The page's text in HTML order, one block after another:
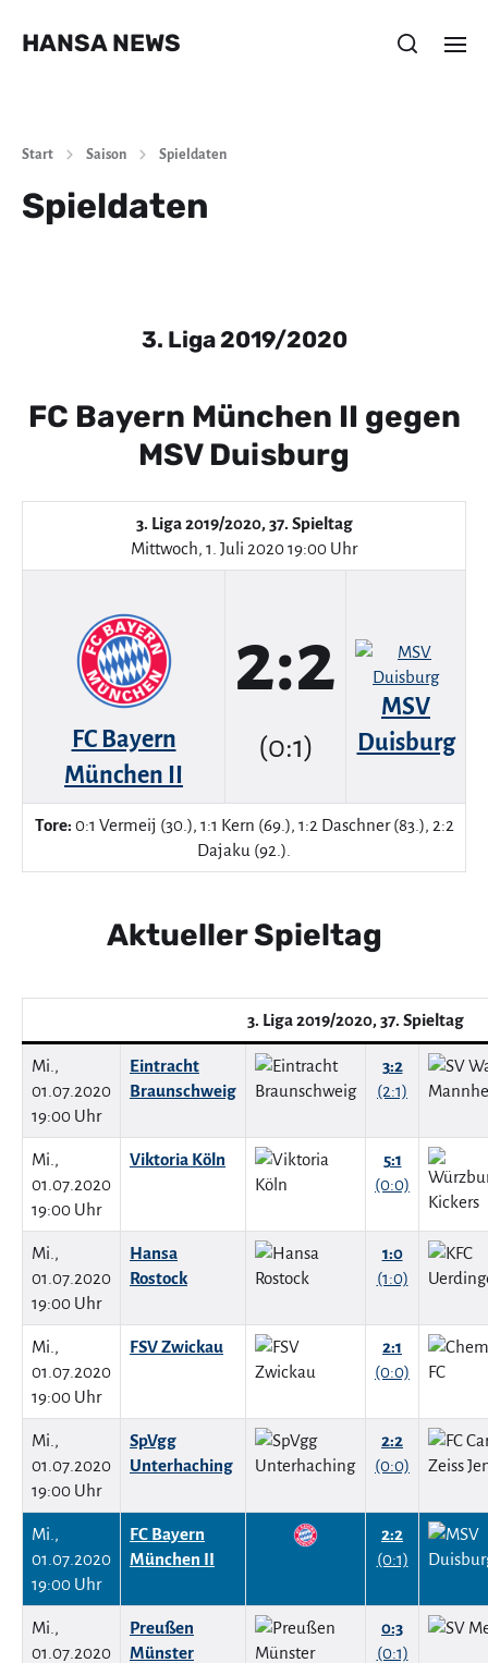
HANSA NEWS
Start Saison Spieldaten
Spieldaten
3. Liga 2019/2020
FC Bayern München II gegen
MSV Duisburg
3. Liga 2019/2020, 37. Spieltag
Mittwoch, 1. Juli 2020 19:00 Uhr
FC Bayern
München II
2:2
(0:1)
MSV
Duisburg
Tore: 0:1 Vermeij (30.), 1:1 Kern (69.), 1:2 Daschner (83.), 2:2
Dajaku (92.).
Aktueller Spieltag
3. Liga 2019/2020, 37. Spieltag
Mi.,
01.07.2020
19:00 Uhr
Eintracht
Braunschweig
3:2
(2:1)
Mi.,
01.07.2020
19:00 Uhr
Viktoria Köln
5:1
(0:0)
Mi.,
01.07.2020
19:00 Uhr
Hansa
Rostock
1:0
(1:0)
Mi.,
01.07.2020
19:00 Uhr
FSV Zwickau
2:1
(0:0)
Mi.,
01.07.2020
19:00 Uhr
SpVgg
Unterhaching
2:2
(0:0)
Mi.,
01.07.2020
19:00 Uhr
FC Bayern
München II
2:2
(0:1)
Mi.,
01.07.2020
Preußen
Münster
0:3
(0:1)